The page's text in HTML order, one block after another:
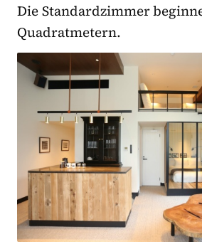
Die Standardzimmer
Quadratmetern.